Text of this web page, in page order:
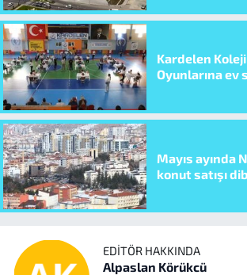
Kardelen Koleji
Oyunlarına ev
Mayıs ayında
konut satışı
EDITÖR HAKKINDA
Alpaslan Körükcü